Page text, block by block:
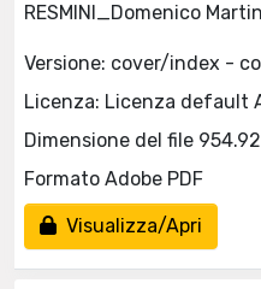
RESMINI_Domenico
Versione: cover/index -
Licenza: Licenza default
Dimensione del file
Formato Adobe PDF
Visualizza/Apri